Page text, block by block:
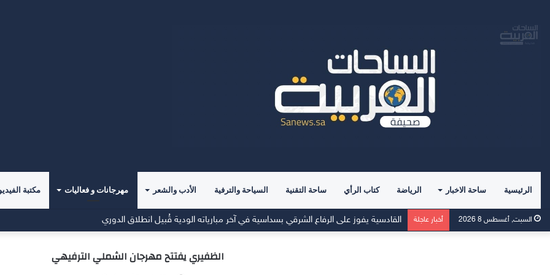
الرئيسية ساحة الاخبار الرياضة كتاب الرأي ساحة التقنية السياحة والترفية الأدب والشعر مهرجانات و فعاليات مكتبة
السبت, أغسطس 8 2026 أخبار عاجلة القادسية يفوز على الرفاع الشرقي بسداسية في آخر مبارياته الودية قُبيل انطلاق الدوري
الظفيري يفتتح مهرجان الشملي الترفيهي